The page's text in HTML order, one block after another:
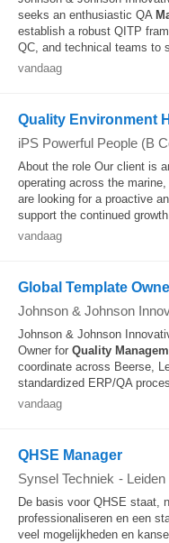
seeks an enthusiastic QA
establish a robust QITP
QC, and technical teams to
vandaag
Quality Environment
iPS Powerful People (B
About the role Our client is
operating across the
are looking for a proactive
support the continued
vandaag
Global Template
Johnson & Johnson
Johnson & Johnson
Owner for Quality
coordinate across Beerse,
standardized ERP/QA
vandaag
QHSE Manager
Synsel Techniek - Leiden
De basis voor QHSE staat,
professionaliseren en een
veel mogelijkheden en